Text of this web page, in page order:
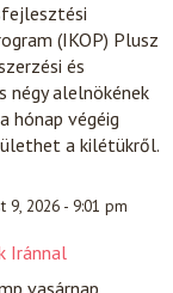
(IKOP) Plusz
és
négy alelnökének
hónap végéig
a kilétükről.
9, 2026 - 9:01 pm
Iránnal
vasárnap